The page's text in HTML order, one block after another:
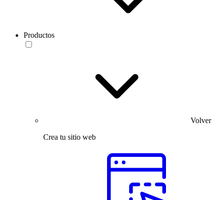
Productos
Volver
Crea tu sitio web